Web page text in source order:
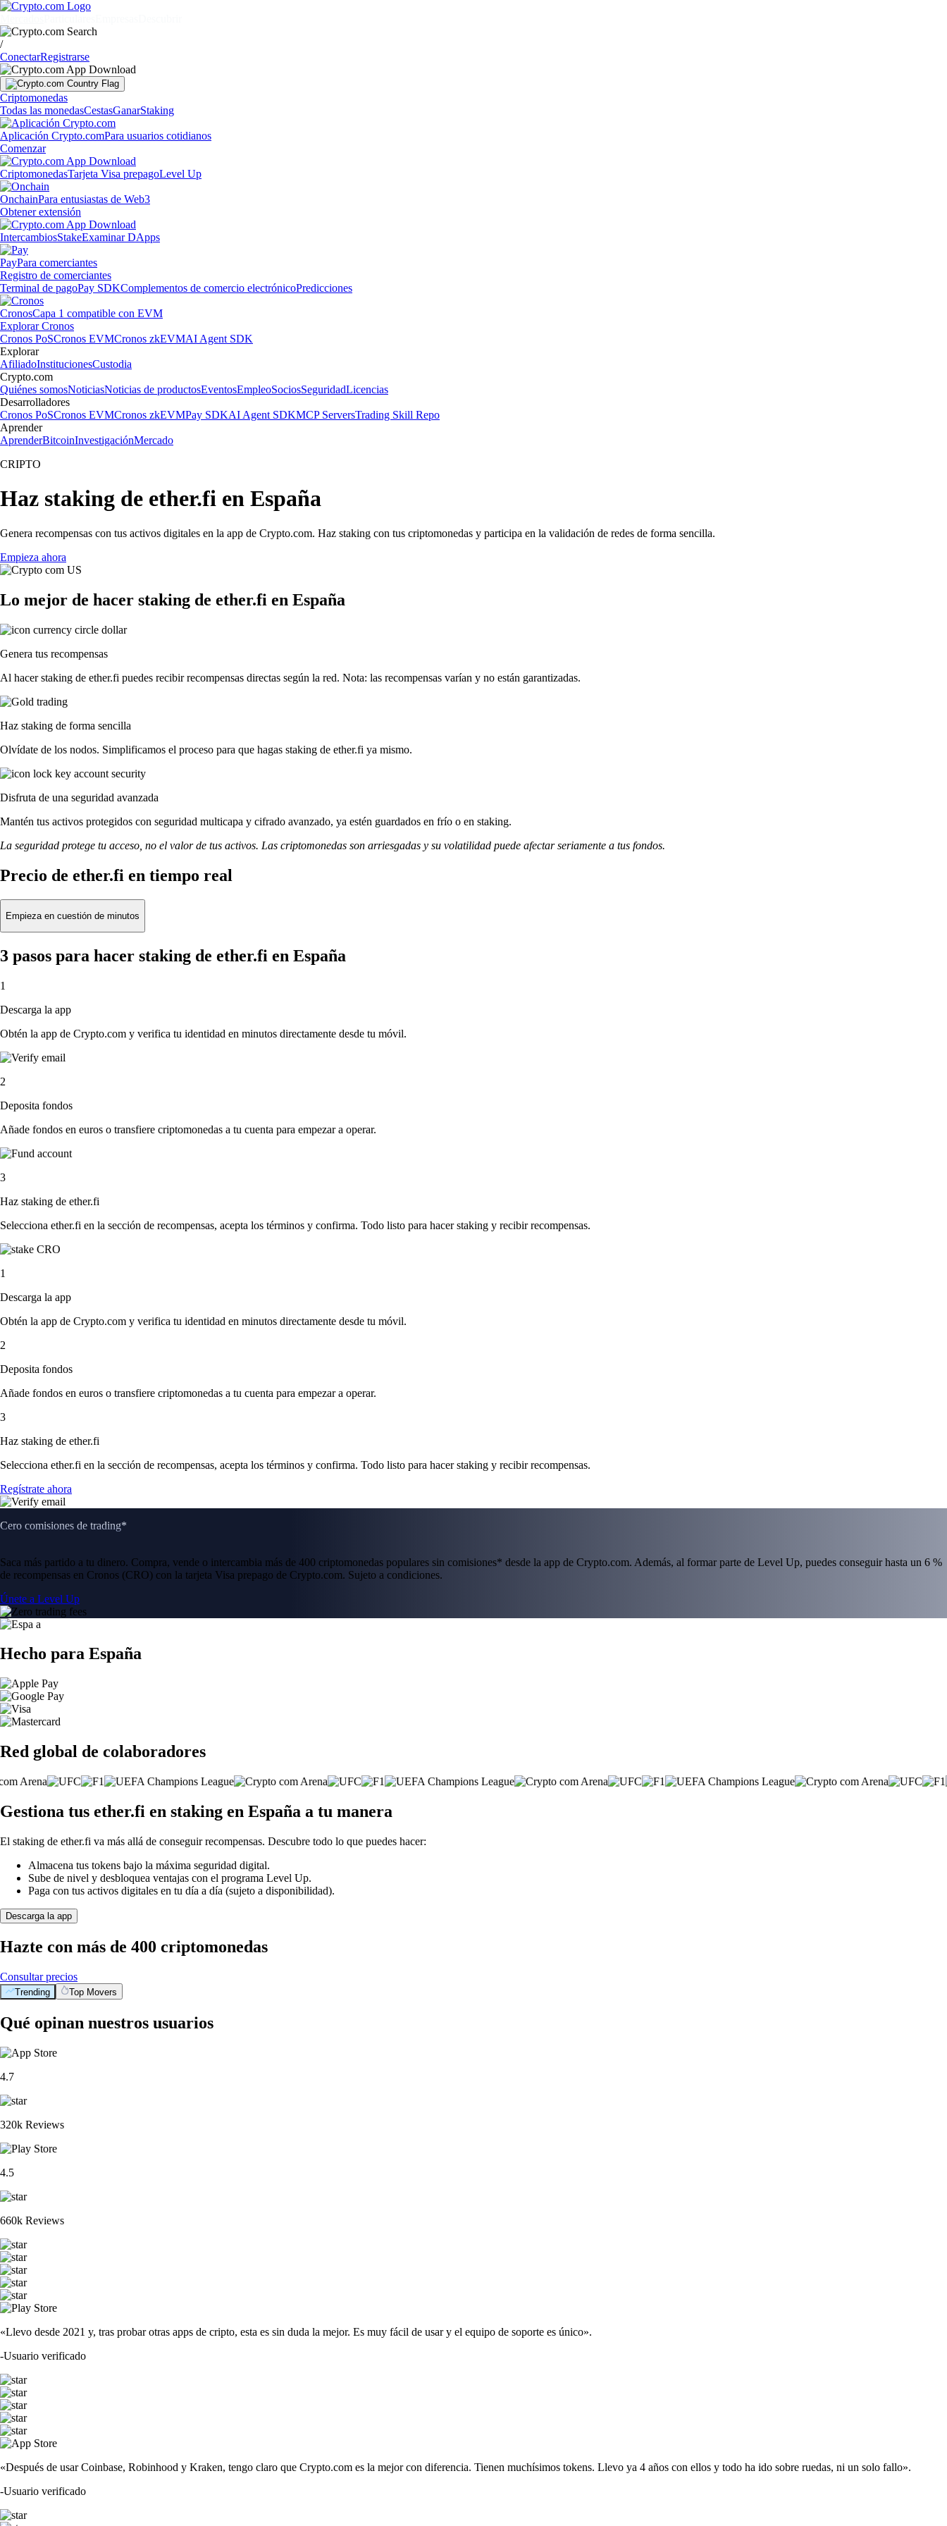
/
ConectarRegistrarse
Criptomonedas
Todas las monedasCestasGanarStaking
Aplicación Crypto.comPara usuarios cotidianos
Comenzar
CriptomonedasTarjeta Visa prepagoLevel Up
OnchainPara entusiastas de Web3
Obtener extensión
IntercambiosStakeExaminar DApps
PayPara comerciantes
Registro de comerciantes
Terminal de pagoPay SDKComplementos de comercio electrónicoPredicciones
CronosCapa 1 compatible con EVM
Explorar Cronos
Cronos PoSCronos EVMCronos zkEVMAI Agent SDK
Explorar
AfiliadoInstitucionesCustodia
Crypto.com
Quiénes somosNoticiasNoticias de productosEventosEmpleoSociosSeguridadLicencias
Desarrolladores
Cronos PoSCronos EVMCronos zkEVMPay SDKAI Agent SDKMCP ServersTrading Skill Repo
Aprender
AprenderBitcoinInvestigaciónMercado
CRIPTO
Haz staking de ether.fi en España
Genera recompensas con tus activos digitales en la app de Crypto.com. Haz staking con tus criptomonedas y participa en la validación de redes de forma sencilla.
Empieza ahora
Lo mejor de hacer staking de ether.fi en España
Genera tus recompensas
Al hacer staking de ether.fi puedes recibir recompensas directas según la red. Nota: las recompensas varían y no están garantizadas.
Haz staking de forma sencilla
Olvídate de los nodos. Simplificamos el proceso para que hagas staking de ether.fi ya mismo.
Disfruta de una seguridad avanzada
Mantén tus activos protegidos con seguridad multicapa y cifrado avanzado, ya estén guardados en frío o en staking.
La seguridad protege tu acceso, no el valor de tus activos. Las criptomonedas son arriesgadas y su volatilidad puede afectar seriamente a tus fondos.
Precio de ether.fi en tiempo real
Empieza en cuestión de minutos
3 pasos para hacer staking de ether.fi en España
1
Descarga la app
Obtén la app de Crypto.com y verifica tu identidad en minutos directamente desde tu móvil.
2
Deposita fondos
Añade fondos en euros o transfiere criptomonedas a tu cuenta para empezar a operar.
3
Haz staking de ether.fi
Selecciona ether.fi en la sección de recompensas, acepta los términos y confirma. Todo listo para hacer staking y recibir recompensas.
1
Descarga la app
Obtén la app de Crypto.com y verifica tu identidad en minutos directamente desde tu móvil.
2
Deposita fondos
Añade fondos en euros o transfiere criptomonedas a tu cuenta para empezar a operar.
3
Haz staking de ether.fi
Selecciona ether.fi en la sección de recompensas, acepta los términos y confirma. Todo listo para hacer staking y recibir recompensas.
Regístrate ahora
Cero comisiones de trading*
Saca más partido a tu dinero. Compra, vende o intercambia más de 400 criptomonedas populares sin comisiones* desde la app de Crypto.com. Además, al formar parte de Level Up, puedes conseguir hasta un 6 %
de recompensas en Cronos (CRO) con la tarjeta Visa prepago de Crypto.com. Sujeto a condiciones.
Únete a Level Up
Hecho para España
Red global de colaboradores
Gestiona tus ether.fi en staking en España a tu manera
El staking de ether.fi va más allá de conseguir recompensas. Descubre todo lo que puedes hacer:
Almacena tus tokens bajo la máxima seguridad digital.
Sube de nivel y desbloquea ventajas con el programa Level Up.
Paga con tus activos digitales en tu día a día (sujeto a disponibilidad).
Descarga la app
Hazte con más de 400 criptomonedas
Consultar precios
Trending Top Movers
Qué opinan nuestros usuarios
4.7
320k Reviews
4.5
660k Reviews
«Llevo desde 2021 y, tras probar otras apps de cripto, esta es sin duda la mejor. Es muy fácil de usar y el equipo de soporte es único».
-Usuario verificado
«Después de usar Coinbase, Robinhood y Kraken, tengo claro que Crypto.com es la mejor con diferencia. Tienen muchísimos tokens. Llevo ya 4 años con ellos y todo ha ido sobre ruedas, ni un solo fallo».
-Usuario verificado